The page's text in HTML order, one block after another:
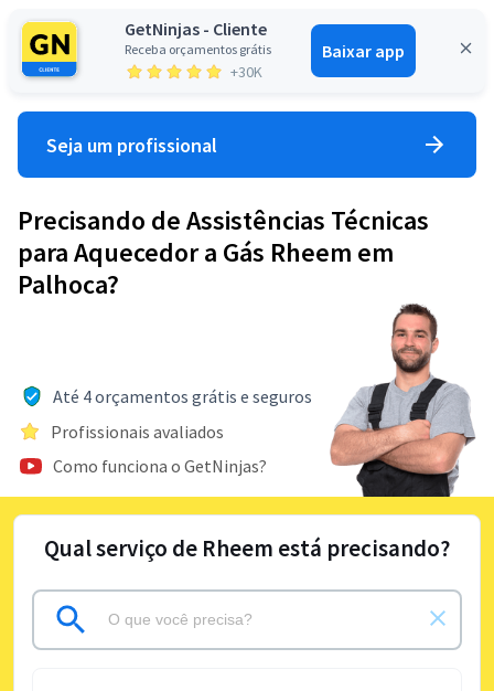
GetNinjas - Cliente
Receba orçamentos grátis
+30K
Baixar app
Entrar
Seja um profissional
Precisando de Assistências Técnicas
para Aquecedor a Gás Rheem em
Palhoca?
Até 4 orçamentos grátis e seguros
Profissionais avaliados
Como funciona o GetNinjas?
Qual serviço de Rheem está precisando?